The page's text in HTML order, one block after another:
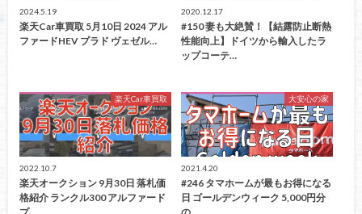
2024.5.19
楽天Car車買取 5月10日 2024 アル
ファードHEV プラド ヴェゼル…
2020.12.17
#150 妻も大絶賛！【結露防止断熱
性能向上】ドイツから輸入したラ
ップコーテ…
楽天Car車買取
2022.10.7
楽天オークション 9月30日 落札価
格紹介 ランクル300 アルファード
大安心の家
2021.4.20
#246 タマホームが最もお得になる
日 ゴールデンウィーク 5,000円分